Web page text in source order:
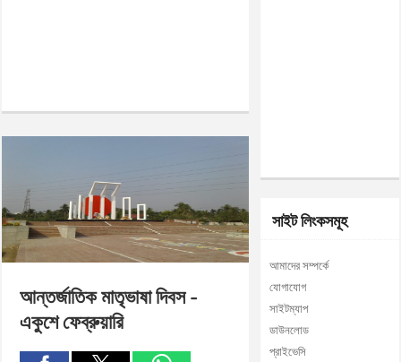
আন্তর্জাতিক মাতৃভাষা দিবস -
একুশে ফেব্রুয়ারি
সাইট লিংকসমূহ
আমাদের সম্পর্কে
যোগাযোগ
সাইটম্যাপ
ডাউনলোড
প্রাইভেসি